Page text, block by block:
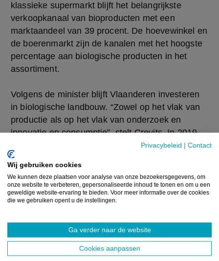
Privacybeleid | Contact
Wij gebruiken cookies
We kunnen deze plaatsen voor analyse van onze bezoekersgegevens, om
onze website te verbeteren, gepersonaliseerde inhoud te tonen en om u een
geweldige website-ervaring te bieden. Voor meer informatie over de cookies
die we gebruiken opent u de instellingen.
Ga verder naar de website
Cookies aanpassen
klassieke supermarkt blijft het belangrijkste
verkoopkanaal van bioproducten met een
marktaandeel van 39 procent. De hoevewinkel en
de boerenmarkt zijn de kanalen met het hoogste
percentage aan biologische producten in het
assortiment.
Volgens de minister blijft Vlaanderen investeren
in biologische landbouw. “Zowel op het vlak van
productie als op het vlak van onderzoek en
innovatie en consumptie”, stelt Crevits. In 2019
werd ruim 4,74 miljoen euro aan Vlaamse en
Europese middelen uitgetrokken voor uitgaven
specifiek gericht op de biosector. Dat gaat vooral
naar financiële stimulansen voor biologische
productie. Er gaat ook budget naar de
jaarlijks ontvangen per hectare landbouwteelt: in
2019 werd 1,47 miljoen euro uitgekeerd aan 448
landbouwers voor 6.452 hectare.